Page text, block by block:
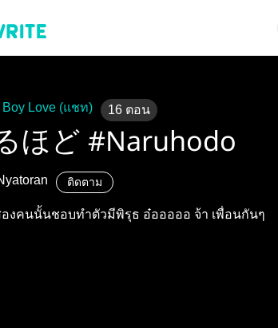
Love (แชท) 16 ตอน
ほど #Naruhodo
ติดตาม
งคนนั้นชอบทำตัวมี​พิรุธ​ อ๋อออออ​ จ้า​ เพื่อนกันๆ